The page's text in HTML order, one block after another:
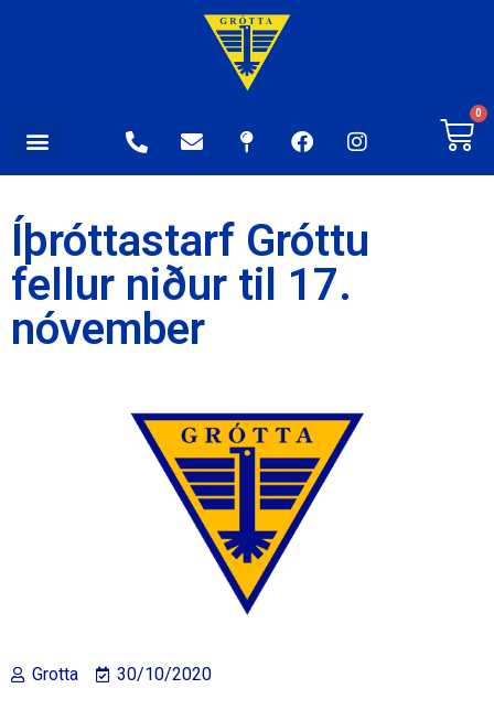
0
Íþróttastarf Gróttu
fellur niður til 17.
nóvember
Grotta 30/10/2020